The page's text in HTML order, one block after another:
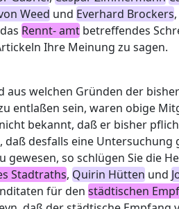
Weed und Everhard Brockers
Rennt- amtbetreffendes
Ihre Meinung zu sagen.
aus welchen Gründen der
entlaßen sein, waren obige
bekannt, daß er bisher
daß desfalls eine Untersuchung
gewesen, so schlügen Sie die
Stadtraths, Quirin Hütten und
für den städtischen